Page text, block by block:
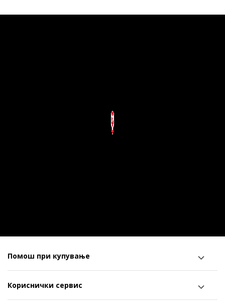
Помош при купување
Кориснички сервис